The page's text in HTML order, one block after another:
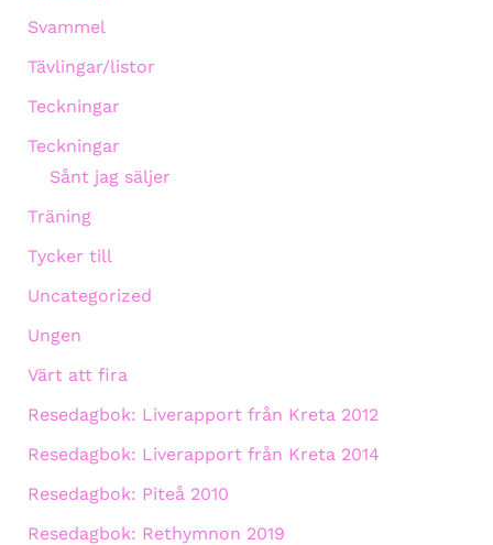
Svammel
Tävlingar/listor
Teckningar
Teckningar
Sånt jag säljer
Träning
Tycker till
Uncategorized
Ungen
Värt att fira
Resedagbok: Liverapport från Kreta 2012
Resedagbok: Liverapport från Kreta 2014
Resedagbok: Piteå 2010
Resedagbok: Rethymnon 2019